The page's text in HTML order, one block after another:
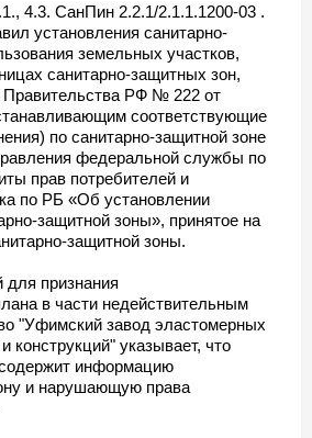
4.3. СанПин 2.2.1/2.1.1.1200-03 .
установления санитарно-
земельных участков,
санитарно-защитных зон,
Правительства РФ № 222 от
соответствующие
по санитарно-защитной зоне
федеральной службы по
прав потребителей и
по РБ «Об установлении
защитной зоны», принятое на
защитной зоны.
для признания
в части недействительным
"Уфимский завод эластомерных
конструкций" указывает, что
информацию
и нарушающую права